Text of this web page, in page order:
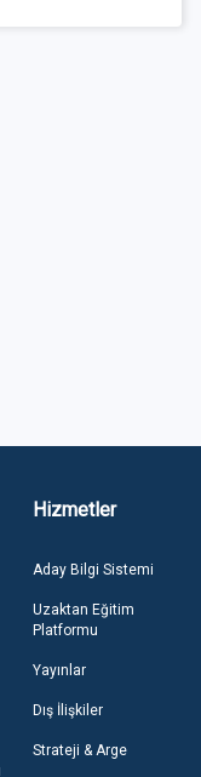
Hizmetler
Aday Bilgi Sistemi
Uzaktan Eğitim
Platformu
Yayınlar
Dış İlişkiler
Strateji & Arge